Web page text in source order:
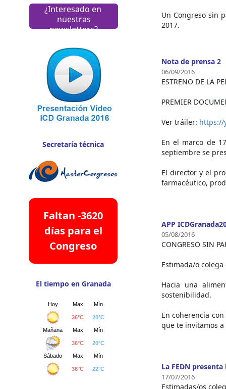
¿Interesado en
nuestras
newsletters?
Secretaría técnica
Faltan -3620
días para el
Congreso
El tiempo en Granada
Un Congreso sin
2017.
Nota de prensa 2
06/09/2016
ESTRENO DE LA
PREMIER
Ver tráiler: https://
En el marco de
septiembre se
El director y el
farmacéutico,
APP
05/08/2016
CONGRESO SIN
Estimada/o
Hacia una
sostenibilidad.
En coherencia
que te invitamos
La FEDN
17/07/2016
Estimadas/os